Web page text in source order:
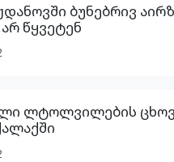
ბუნებრივ
წყვეტენ
ლტოლვილების